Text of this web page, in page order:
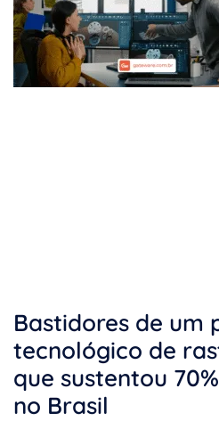
Bastidores de um
tecnológico de
que sustentou
no Brasil